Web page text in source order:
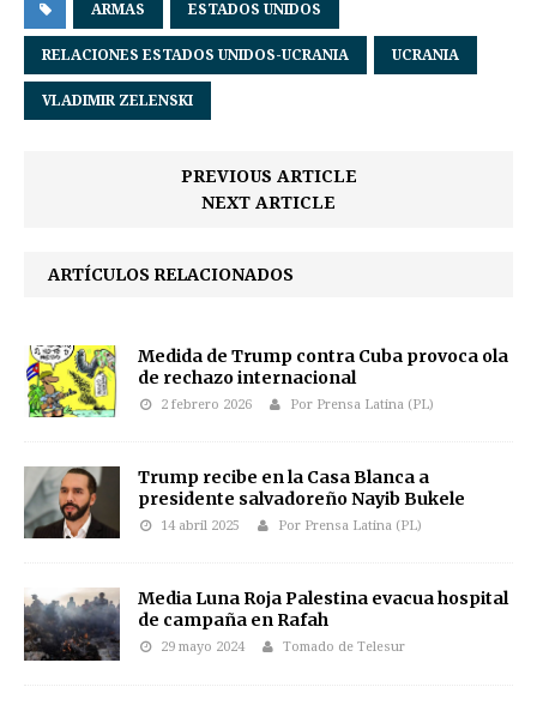
ARMAS ESTADOS UNIDOS
RELACIONES ESTADOS UNIDOS-UCRANIA UCRANIA
VLADIMIR ZELENSKI
PREVIOUS ARTICLE
NEXT ARTICLE
ARTÍCULOS RELACIONADOS
Medida de Trump contra Cuba provoca ola
de rechazo internacional
2 febrero 2026 Por Prensa Latina (PL)
Trump recibe en la Casa Blanca a
presidente salvadoreño Nayib Bukele
14 abril 2025 Por Prensa Latina (PL)
Media Luna Roja Palestina evacua hospital
de campaña en Rafah
29 mayo 2024 Tomado de Telesur